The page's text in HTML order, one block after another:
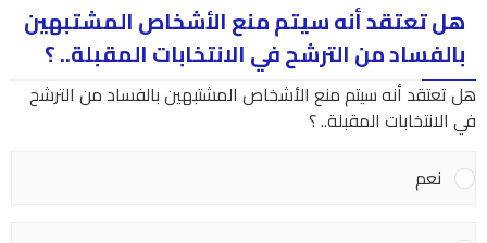
هل تعتقد أنه سيتم منع الأشخاص المشتبهين
بالفساد من الترشح في الانتخابات المقبلة.. ؟
هل تعتقد أنه سيتم منع الأشخاص المشتبهين بالفساد من الترشح
في الانتخابات المقبلة.. ؟
نعم